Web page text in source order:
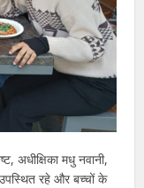
अधीक्षिका मधु नवानी,
रहे और बच्चों के